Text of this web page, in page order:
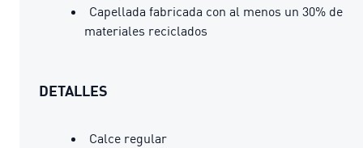
Capellada fabricada con al menos un 30% de
materiales reciclados
DETALLES
Calce regular